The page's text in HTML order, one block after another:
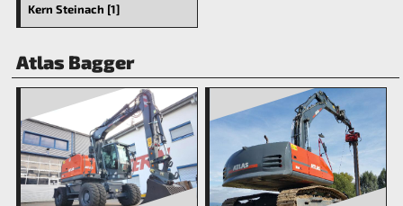
Kern Steinach [1]
Atlas Bagger